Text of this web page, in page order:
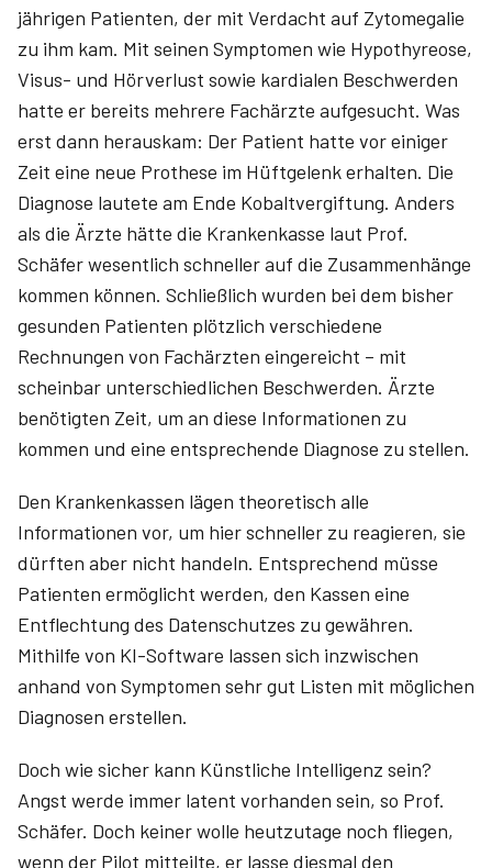
jährigen Patienten, der mit Verdacht auf Zytomegalie
zu ihm kam. Mit seinen Symptomen wie Hypothyreose,
Visus- und Hörverlust sowie kardialen Beschwerden
hatte er bereits mehrere Fachärzte aufgesucht. Was
erst dann herauskam: Der Patient hatte vor einiger
Zeit eine neue Prothese im Hüftgelenk erhalten. Die
Diagnose lautete am Ende Kobaltvergiftung. Anders
als die Ärzte hätte die Krankenkasse laut Prof.
Schäfer wesentlich schneller auf die Zusammenhänge
kommen können. Schließlich wurden bei dem bisher
gesunden Patienten plötzlich verschiedene
Rechnungen von Fachärzten eingereicht – mit
scheinbar unterschiedlichen Beschwerden. Ärzte
benötigten Zeit, um an diese Informationen zu
kommen und eine entsprechende Diagnose zu stellen.
Den Krankenkassen lägen theoretisch alle
Informationen vor, um hier schneller zu reagieren, sie
dürften aber nicht handeln. Entsprechend müsse
Patienten ermöglicht werden, den Kassen eine
Entflechtung des Datenschutzes zu gewähren.
Mithilfe von KI-Software lassen sich inzwischen
anhand von Symptomen sehr gut Listen mit möglichen
Diagnosen erstellen.
Doch wie sicher kann Künstliche Intelligenz sein?
Angst werde immer latent vorhanden sein, so Prof.
Schäfer. Doch keiner wolle heutzutage noch fliegen,
wenn der Pilot mitteilte, er lasse diesmal den